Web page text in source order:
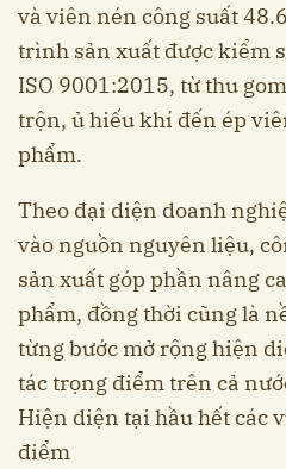
và viên nén công suất
trình sản xuất được kiểm
ISO 9001:2015, từ thu
trộn, ủ hiếu khí đến ép
phẩm.
Theo đại diện doanh
vào nguồn nguyên liệu,
sản xuất góp phần nâng
phẩm, đồng thời cũng là
từng bước mở rộng hiện
tác trọng điểm trên cả
Hiện diện tại hầu hết các
điểm